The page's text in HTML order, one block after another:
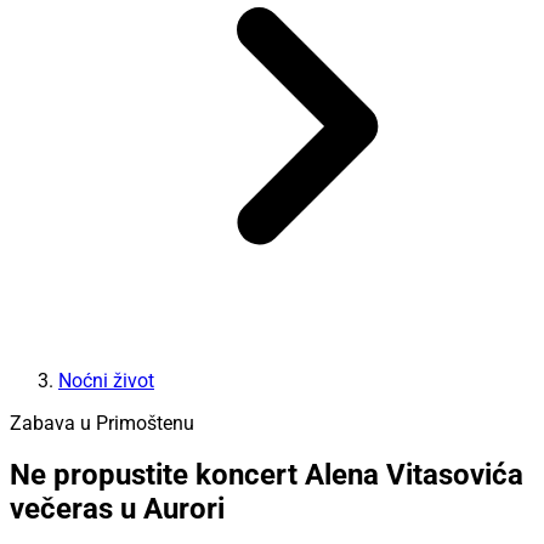
Noćni život
Zabava u Primoštenu
Ne propustite koncert Alena Vitasovića
večeras u Aurori